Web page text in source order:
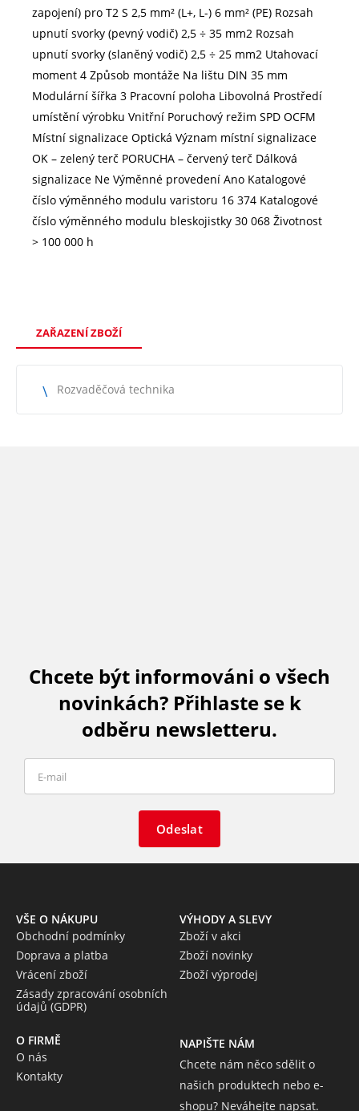
zapojení) pro T2 S 2,5 mm² (L+, L-) 6 mm² (PE) Rozsah
upnutí svorky (pevný vodič) 2,5 ÷ 35 mm2 Rozsah
upnutí svorky (slaněný vodič) 2,5 ÷ 25 mm2 Utahovací
moment 4 Způsob montáže Na lištu DIN 35 mm
Modulární šířka 3 Pracovní poloha Libovolná Prostředí
umístění výrobku Vnitřní Poruchový režim SPD OCFM
Místní signalizace Optická Význam místní signalizace
OK – zelený terč PORUCHA – červený terč Dálková
signalizace Ne Výměnné provedení Ano Katalogové
číslo výměnného modulu varistoru 16 374 Katalogové
číslo výměnného modulu bleskojistky 30 068 Životnost
> 100 000 h
ZAŘAZENÍ ZBOŽÍ
Rozvaděčová technika
Chcete být informováni o všech
novinkách? Přihlaste se k
odběru newsletteru.
Odeslat
VŠE O NÁKUPU
Obchodní podmínky
Doprava a platba
Vrácení zboží
Zásady zpracování osobních
údajů (GDPR)
VÝHODY A SLEVY
Zboží v akci
Zboží novinky
Zboží výprodej
O FIRMĚ
O nás
Kontakty
NAPIŠTE NÁM
Chcete nám něco sdělit o
našich produktech nebo e-
shopu? Neváhejte napsat.